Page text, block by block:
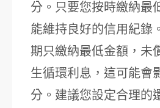
分。只要您按時繳納最
能維持良好的信用紀錄
期只繳納最低金額，未
生循環利息，這可能會
分。建議您設定合理的